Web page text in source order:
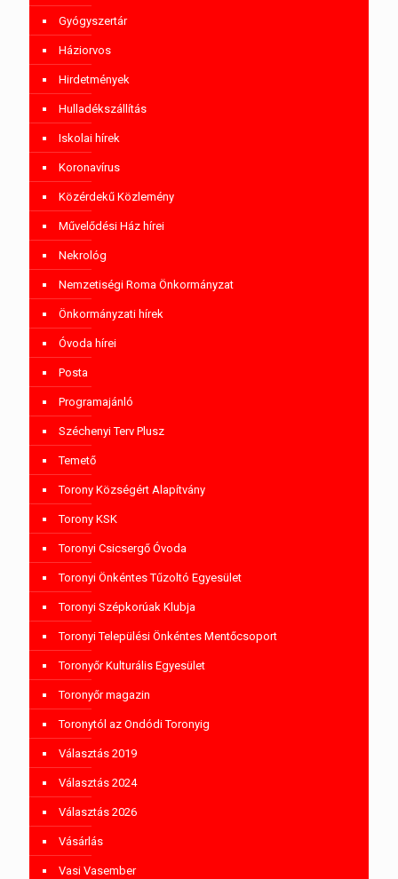
Gyógyszertár
Háziorvos
Hirdetmények
Hulladékszállítás
Iskolai hírek
Koronavírus
Közérdekű Közlemény
Művelődési Ház hírei
Nekrológ
Nemzetiségi Roma Önkormányzat
Önkormányzati hírek
Óvoda hírei
Posta
Programajánló
Széchenyi Terv Plusz
Temető
Torony Községért Alapítvány
Torony KSK
Toronyi Csicsergő Óvoda
Toronyi Önkéntes Tűzoltó Egyesület
Toronyi Szépkorúak Klubja
Toronyi Települési Önkéntes Mentőcsoport
Toronyőr Kulturális Egyesület
Toronyőr magazin
Toronytól az Ondódi Toronyig
Választás 2019
Választás 2024
Választás 2026
Vásárlás
Vasi Vasember